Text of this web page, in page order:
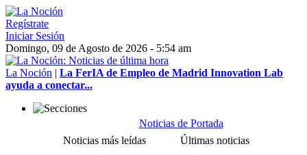
Regístrate
Iniciar Sesión
Domingo, 09 de Agosto de 2026 - 5:54 am
La Noción | La FerIA de Empleo de Madrid Innovation Lab
ayuda a conectar...
Noticias de Portada
Noticias más leídas
Últimas noticias